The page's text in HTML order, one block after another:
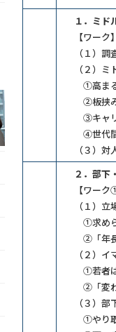
１．ミド
【ワー
（１）
（２）
①高ま
②板挟
③キャ
④世代
（３）
２．部下
【ワー
（１）
①求め
②「年
（２）
①若者
②「変
（３）
①やり取